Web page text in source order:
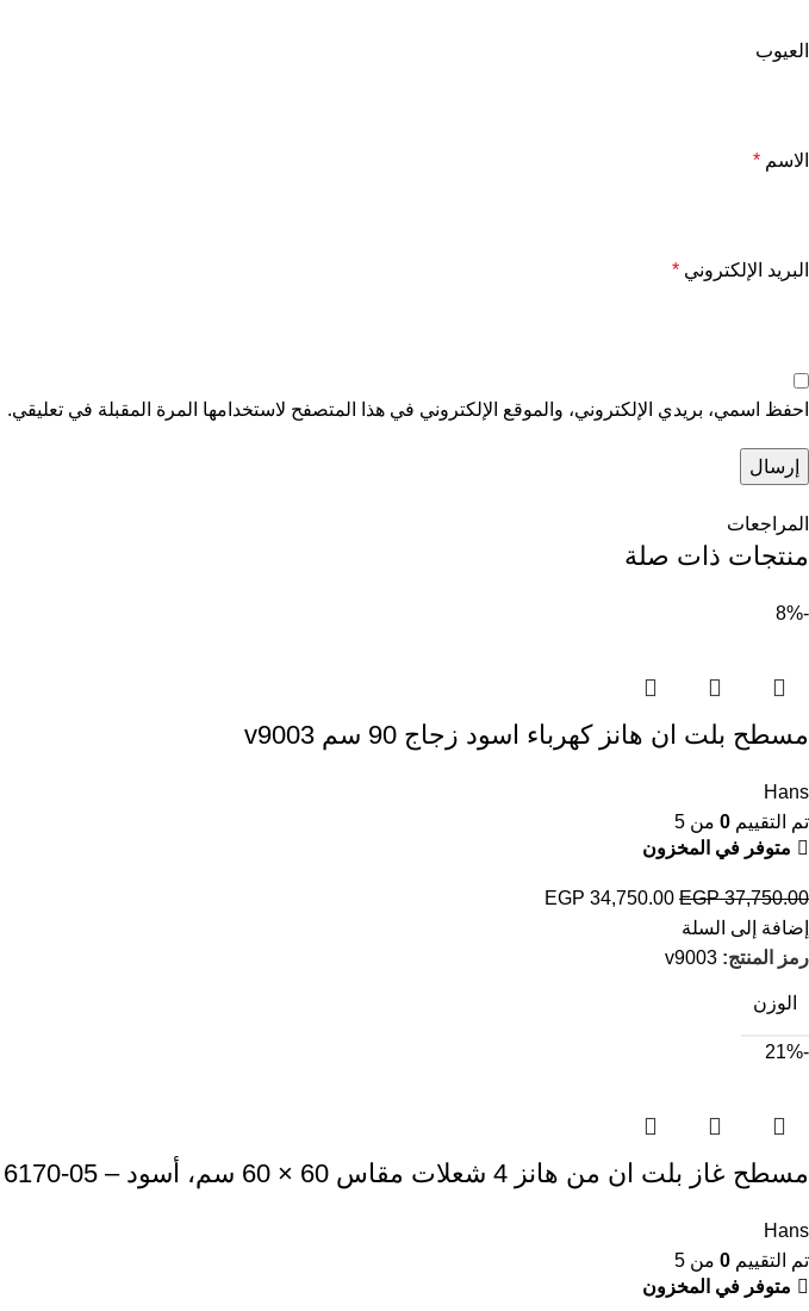
العيوب
الاسم *
البريد الإلكتروني *
احفظ اسمي، بريدي الإلكتروني، والموقع الإلكتروني في هذا المتصفح لاستخدامها المرة المقبلة في تعليقي.
المراجعات
منتجات ذات صلة
-8%
مسطح بلت ان هانز كهرباء اسود زجاج 90 سم v9003
Hans
تم التقييم 0 من 5
متوفر في المخزون
EGP37,750.00
EGP 34,750.00
إضافة إلى السلة
رمز المنتج: v9003
الوزن
-21%
مسطح غاز بلت ان من هانز 4 شعلات مقاس 60 × 60 سم، أسود – HANS 6170-05
Hans
تم التقييم 0 من 5
متوفر في المخزون